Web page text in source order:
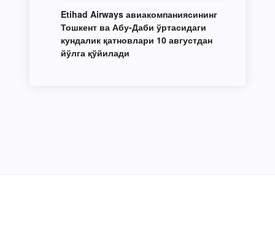
Etihad Airways авиакомпаниясининг
Тошкент ва Абу-Даби ўртасидаги
кундалик қатновлари 10 августдан
йўлга қўйилади